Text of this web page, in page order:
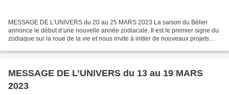
MESSAGE DE L’UNIVERS du 20 au 25 MARS 2023 La saison du Bélier
annonce le début d’une nouvelle année zodiacale. Il est le premier signe du
zodiaque sur la roue de la vie et nous invite à initier de nouveaux projets
MESSAGE DE L’UNIVERS du 13 au 19 MARS
2023